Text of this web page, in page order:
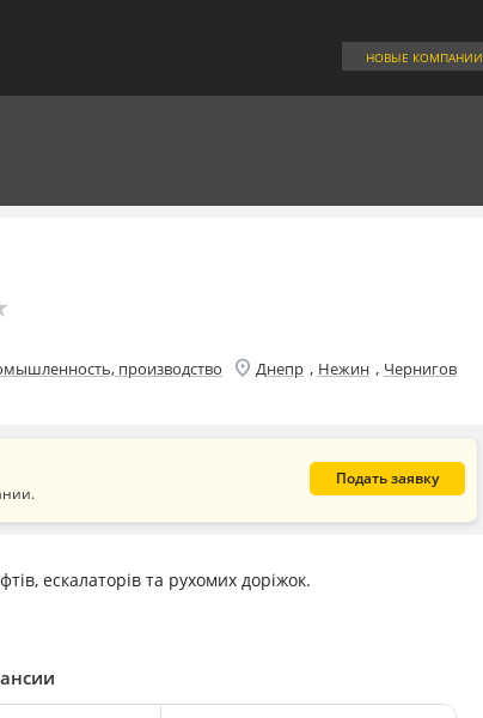
НОВЫЕ КОМПАНИИ
производство location_on Днепр , Нежин , Чернигов
Подать заявку
ескалаторів та рухомих доріжок.